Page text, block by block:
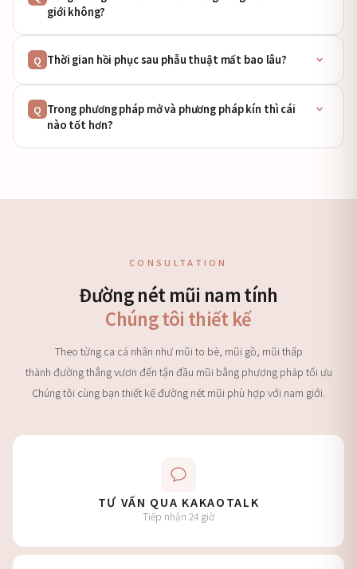
giới không?
Q Thời gian hồi phục sau phẫu thuật mất bao lâu?
Q Trong phương pháp mở và phương pháp kín thì cái
nào tốt hơn?
CONSULTATION
Đường nét mũi nam tính
Chúng tôi thiết kế
Theo từng ca cá nhân như mũi to bè, mũi gồ, mũi thấp
thành đường thẳng vươn đến tận đầu mũi bằng phương pháp tối ưu
Chúng tôi cùng bạn thiết kế đường nét mũi phù hợp với nam giới.
TƯ VẤN QUA KAKAOTALK
Tiếp nhận 24 giờ